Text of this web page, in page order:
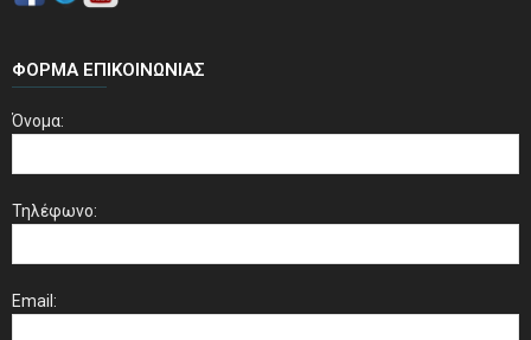
ΦΌΡΜΑ ΕΠΙΚΟΙΝΩΝΊΑΣ
Όνομα:
Τηλέφωνο:
Email: